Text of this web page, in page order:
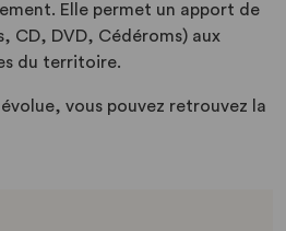
Elle permet un apport de
CD, DVD, Cédéroms) aux
du territoire.
vous pouvez retrouvez la